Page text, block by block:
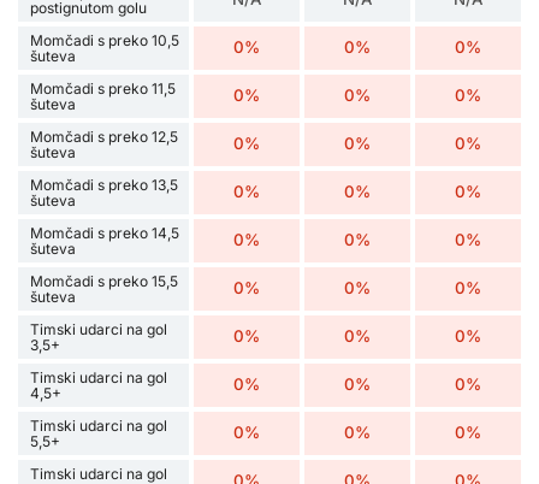
postignutom golu
Momčadi s preko 10,5
šuteva
0% 0% 0%
Momčadi s preko 11,5
šuteva
0% 0% 0%
Momčadi s preko 12,5
šuteva
0% 0% 0%
Momčadi s preko 13,5
šuteva
0% 0% 0%
Momčadi s preko 14,5
šuteva
0% 0% 0%
Momčadi s preko 15,5
šuteva
0% 0% 0%
Timski udarci na gol
3,5+
0% 0% 0%
Timski udarci na gol
4,5+
0% 0% 0%
Timski udarci na gol
5,5+
0% 0% 0%
Timski udarci na gol